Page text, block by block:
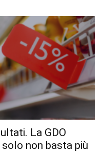
La GDO
non basta più